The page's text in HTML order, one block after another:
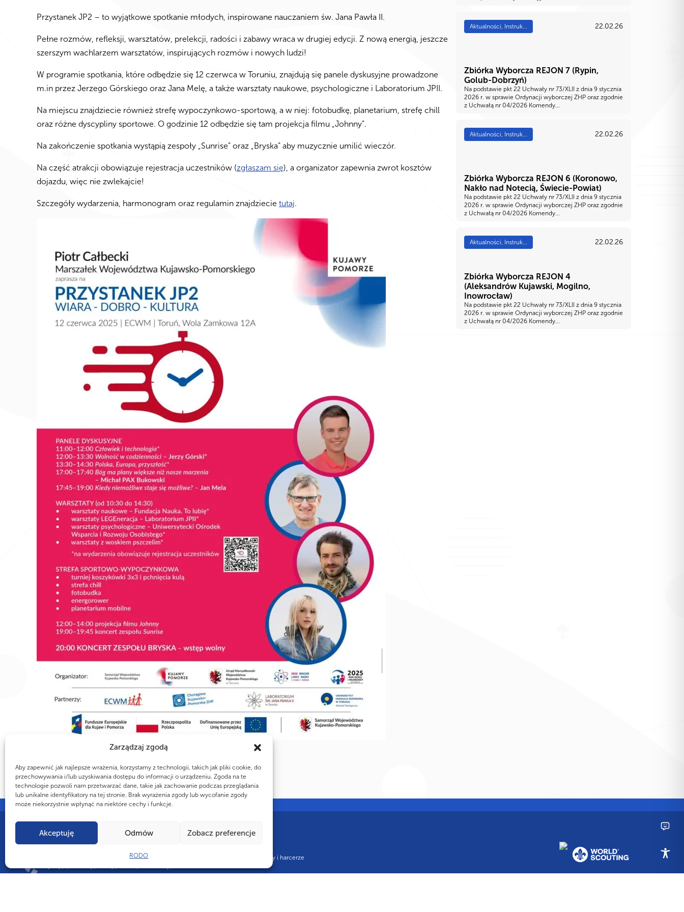
Zarządzaj zgodą
Aby zapewnić jak najlepsze wrażenia, korzystamy z technologii, takich jak pliki cookie, do
przechowywania i/lub uzyskiwania dostępu do informacji o urządzeniu. Zgoda na te
technologie pozwoli nam przetwarzać dane, takie jak zachowanie podczas przeglądania
lub unikalne identyfikatory na tej stronie. Brak wyrażenia zgody lub wycofanie zgody
może niekorzystnie wpłynąć na niektóre cechy i funkcje.
Akceptuję Odmów Zobacz preferencje
RODO
Przystanek JP2 – to wyjątkowe spotkanie młodych, inspirowane nauczaniem św. Jana Pawła II.
Pełne rozmów, refleksji, warsztatów, prelekcji, radości i zabawy wraca w drugiej edycji. Z nową energią, jeszcze
szerszym wachlarzem warsztatów, inspirujących rozmów i nowych ludzi!
W programie spotkania, które odbędzie się 12 czerwca w Toruniu, znajdują się panele dyskusyjne prowadzone
m.in przez Jerzego Górskiego oraz Jana Melę, a także warsztaty naukowe, psychologiczne i Laboratorium JPII.
Na miejscu znajdziecie również strefę wypoczynkowo-sportową, a w niej: fotobudkę, planetarium, strefę chill
oraz różne dyscypliny sportowe. O godzinie 12 odbędzie się tam projekcja filmu „Johnny”.
Na zakończenie spotkania wystąpią zespoły „Sunrise” oraz „Bryska” aby muzycznie umilić wieczór.
Na część atrakcji obowiązuje rejestracja uczestników (zgłaszam się), a organizator zapewnia zwrot kosztów
dojazdu, więc nie zwlekajcie!
Szczegóły wydarzenia, harmonogram oraz regulamin znajdziecie tutaj.
Aktualności, Instruk... 22.02.26
Zbiórka Wyborcza REJON 7 (Rypin,
Golub-Dobrzyń)
Na podstawie pkt 22 Uchwały nr 73/XLII z dnia 9 stycznia
2026 r. w sprawie Ordynacji wyborczej ZHP oraz zgodnie
z Uchwałą nr 04/2026 Komendy...
Aktualności, Instruk... 22.02.26
Zbiórka Wyborcza REJON 6 (Koronowo,
Nakło nad Notecią, Świecie-Powiat)
Na podstawie pkt 22 Uchwały nr 73/XLII z dnia 9 stycznia
2026 r. w sprawie Ordynacji wyborczej ZHP oraz zgodnie
z Uchwałą nr 04/2026 Komendy...
Aktualności, Instruk... 22.02.26
Zbiórka Wyborcza REJON 4
(Aleksandrów Kujawski, Mogilno,
Inowrocław)
Na podstawie pkt 22 Uchwały nr 73/XLII z dnia 9 stycznia
2026 r. w sprawie Ordynacji wyborczej ZHP oraz zgodnie
z Uchwałą nr 04/2026 Komendy...
CZY WIESZ, ŻE...
W Systemie Instrumentów Metodycznych ZHP jest prawie 300 sprawności, które zuchy i harcerze